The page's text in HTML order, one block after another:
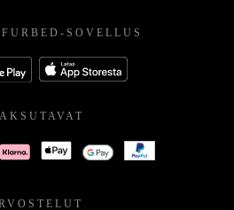
SOVELLUS